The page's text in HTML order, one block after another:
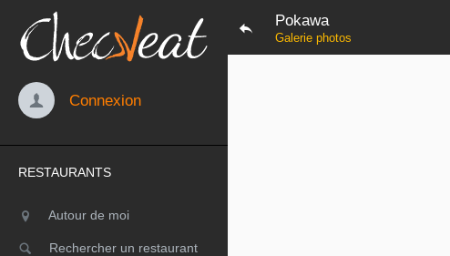
Pokawa
Galerie photos
Connexion
RESTAURANTS
Autour de moi
Rechercher un restaurant